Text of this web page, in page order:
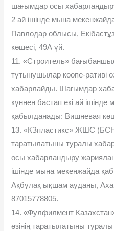
шағымдар осы
2 ай ішінде мына
Павлодар облысы,
көшесі, 49А үй.
11. «Строитель»
тұтынушылар коопе-ративі
хабарлайды. Шағымдар
күннен бастап екі ай
қабылданады: Вишневая
13. «КЗпластикс» ЖШС (БСН
таратылатыны туралы
осы хабарландыру
ішінде мына мекенжайда
Ақбұлақ ықшам ауданы,
87015778805.
14. «Фулфилмент
өзінің таратылатыны